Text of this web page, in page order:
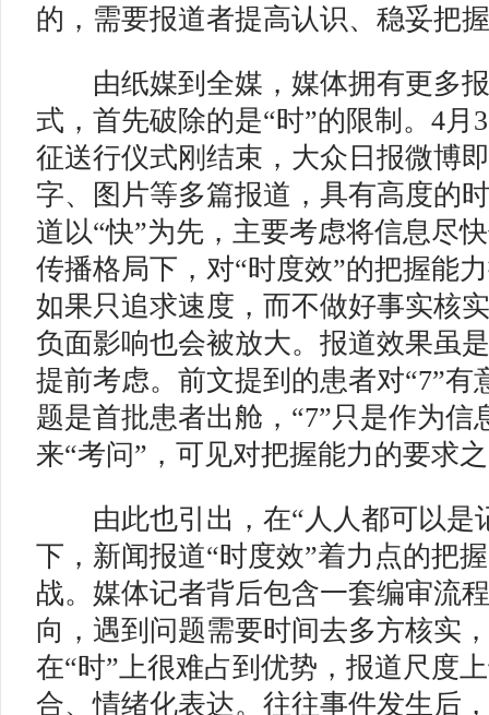
的，需要报道者提高认识、稳妥把
由纸媒到全媒，媒体拥有更多报
式，首先破除的是“时”的限制。4月
征送行仪式刚结束，大众日报微博
字、图片等多篇报道，具有高度的
道以“快”为先，主要考虑将信息尽
传播格局下，对“时度效”的把握能
如果只追求速度，而不做好事实核
负面影响也会被放大。报道效果虽
提前考虑。前文提到的患者对“7”有
题是首批患者出舱，“7”只是作为信
来“考问”，可见对把握能力的要求
由此也引出，在“人人都可以是
下，新闻报道“时度效”着力点的把
战。媒体记者背后包含一套编审流
向，遇到问题需要时间去多方核实
在“时”上很难占到优势，报道尺度
合、情绪化表达。往往事件发生后